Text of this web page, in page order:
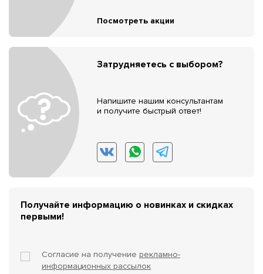
Посмотреть акции
Затрудняетесь с выбором?
Напишите нашим консультантам
и получите быстрый ответ!
Получайте информацию о новинках и скидках
первыми!
Согласие на получение рекламно-
информационных рассылок